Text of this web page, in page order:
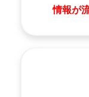
情報が